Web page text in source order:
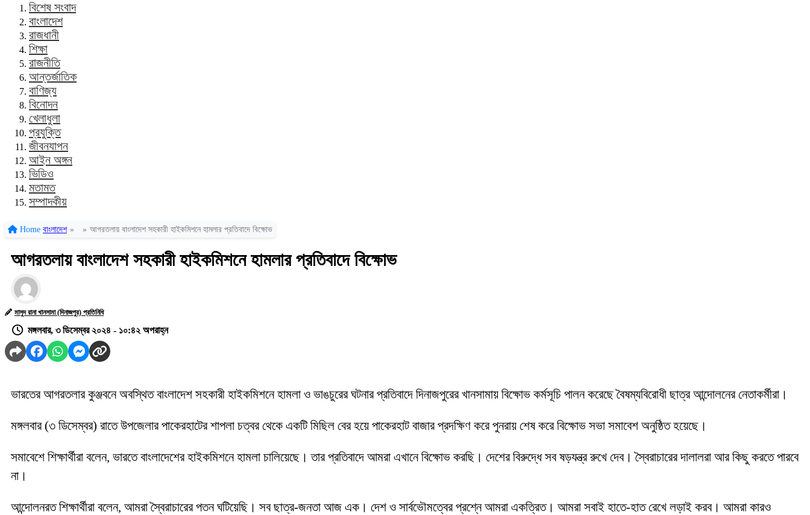
বিশেষ সংবাদ
বাংলাদেশ
রাজধানী
শিক্ষা
রাজনীতি
আন্তর্জাতিক
বাণিজ্য
বিনোদন
খেলাধুলা
প্রযুক্তি
জীবনযাপন
আইন অঙ্গন
ভিডিও
মতামত
সম্পাদকীয়
Home বাংলাদেশ » » আগরতলায় বাংলাদেশ সহকারী হাইকমিশনে হামলার প্রতিবাদে বিক্ষোভ
আগরতলায় বাংলাদেশ সহকারী হাইকমিশনে হামলার প্রতিবাদে বিক্ষোভ
মাসুদ রানা খানসামা (দিনাজপুর) প্রতিনিধি
মঙ্গলবার, ৩ ডিসেম্বর ২০২৪ - ১০:৪২ অপরাহ্ন
ভারতের আগরতলার কুঞ্জবনে অবস্থিত বাংলাদেশ সহকারী হাইকমিশনে হামলা ও ভাঙচুরের ঘটনার প্রতিবাদে দিনাজপুরের খানসামায় বিক্ষোভ কর্মসূচি পালন করেছে বৈষম্যবিরোধী ছাত্র আন্দোলনের নেতাকর্মীরা।
মঙ্গলবার (৩ ডিসেম্বর) রাতে উপজেলার পাকেরহাটের শাপলা চত্বর থেকে একটি মিছিল বের হয়ে পাকেরহাট বাজার প্রদক্ষিণ করে পুনরায় শেষ করে বিক্ষোভ সভা সমাবেশ অনুষ্ঠিত হয়েছে।
সমাবেশে শিক্ষার্থীরা বলেন, ভারতে বাংলাদেশের হাইকমিশনে হামলা চালিয়েছে। তার প্রতিবাদে আমরা এখানে বিক্ষোভ করছি। দেশের বিরুদ্ধে সব ষড়যন্ত্র রুখে দেব। স্বৈরাচারের দালালরা আর কিছু করতে পারবে
না।
আন্দোলনরত শিক্ষার্থীরা বলেন, আমরা স্বৈরাচারের পতন ঘটিয়েছি। সব ছাত্র-জনতা আজ এক। দেশ ও সার্বভৌমত্বের প্রশ্নে আমরা একত্রিত। আমরা সবাই হাতে-হাত রেখে লড়াই করব। আমরা কারও